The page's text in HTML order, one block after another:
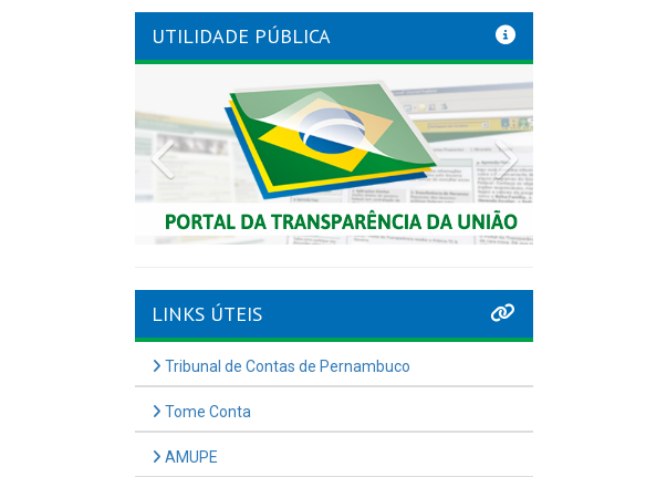
UTILIDADE PÚBLICA
Previous
LINKS ÚTEIS
Tribunal de Contas de Pernambuco
Tome Conta
AMUPE